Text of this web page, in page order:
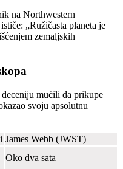
na Northwestern
„Ružičasta planeta je
zemaljskih
mučili da prikupe
svoju apsolutnu
James Webb (JWST)
Oko dva sata